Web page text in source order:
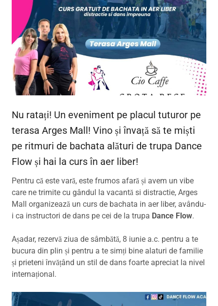
Nu ratați! Un eveniment pe placul tuturor pe
terasa Arges Mall! Vino și învață să te miști
pe ritmuri de bachata alături de trupa Dance
Flow și hai la curs în aer liber!
Pentru că este vară, este frumos afară și avem un vibe
care ne trimite cu gândul la vacantă si distractie, Arges
Mall organizează un curs de bachata in aer liber, avându-
i ca instructori de dans pe cei de la trupa Dance Flow.
Așadar, rezervă ziua de sâmbătă, 8 iunie a.c. pentru a te
bucura din plin și pentru a te simți bine alaturi de familie
și prieteni învățând un stil de dans foarte apreciat la nivel
internațional.